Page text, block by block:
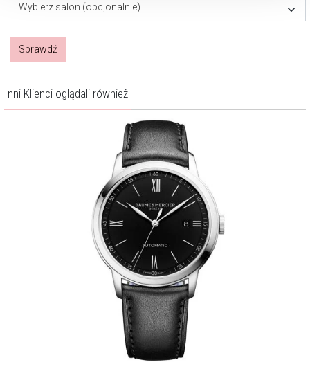
Wybierz salon (opcjonalnie)
Sprawdź
Inni Klienci oglądali również